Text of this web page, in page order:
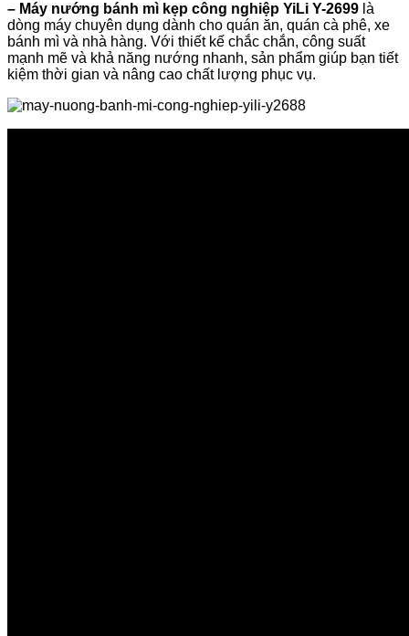
– Máy nướng bánh mì kẹp công nghiệp YiLi Y-2699 là
dòng máy chuyên dụng dành cho quán ăn, quán cà phê, xe
bánh mì và nhà hàng. Với thiết kế chắc chắn, công suất
mạnh mẽ và khả năng nướng nhanh, sản phẩm giúp bạn tiết
kiệm thời gian và nâng cao chất lượng phục vụ.